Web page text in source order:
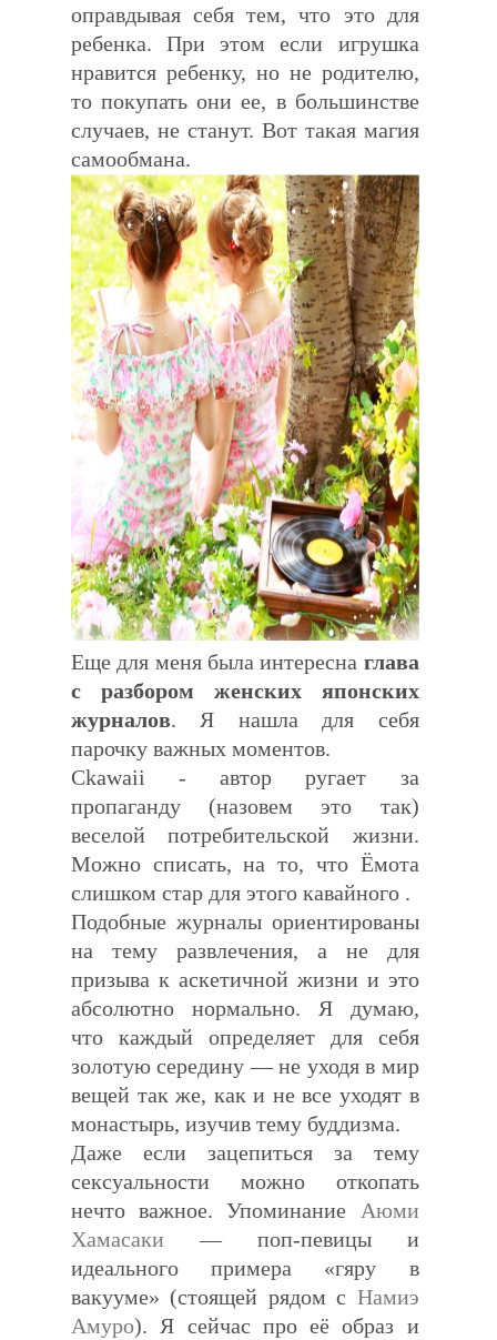
оправдывая себя тем, что это для
ребенка. При этом если игрушка
нравится ребенку, но не родителю,
то покупать они ее, в большинстве
случаев, не станут. Вот такая магия
самообмана.
Еще для меня была интересна глава
с разбором женских японских
журналов. Я нашла для себя
парочку важных моментов.
Ckawaii - автор ругает за
пропаганду (назовем это так)
веселой потребительской жизни.
Можно списать, на то, что Ёмота
слишком стар для этого кавайного .
Подобные журналы ориентированы
на тему развлечения, а не для
призыва к аскетичной жизни и это
абсолютно нормально. Я думаю,
что каждый определяет для себя
золотую середину — не уходя в мир
вещей так же, как и не все уходят в
монастырь, изучив тему буддизма.
Даже если зацепиться за тему
сексуальности можно откопать
нечто важное. Упоминание
Аюми
Хамасаки — поп-певицы и
идеального примера «гяру в
вакууме» (стоящей рядом с Намиэ
Амуро). Я сейчас про её образ и